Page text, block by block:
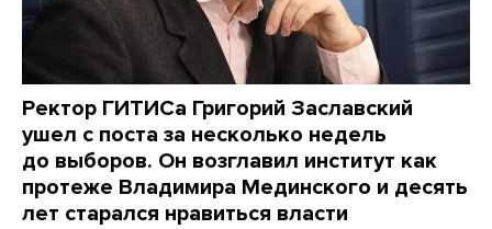
Ректор ГИТИСа Григорий Заславский
ушел с поста за несколько недель
до выборов. Он возглавил институт как
протеже Владимира Мединского и десять
лет старался нравиться власти